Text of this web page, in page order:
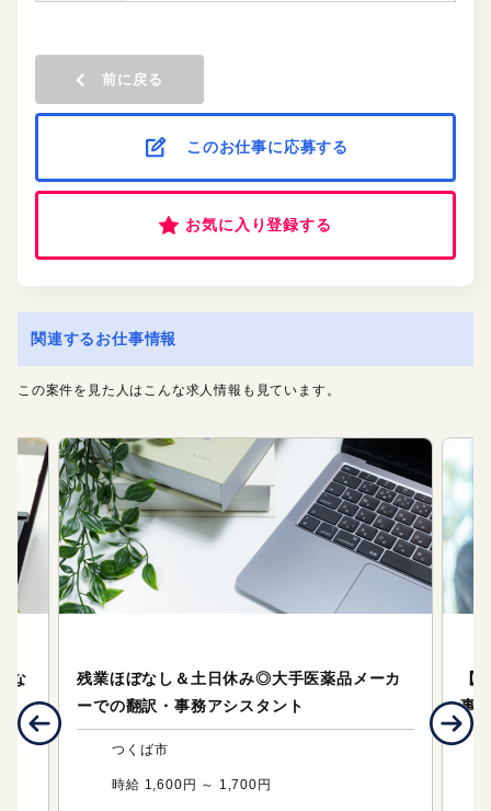
前に戻る
このお仕事に応募する
お気に入り登録する
関連するお仕事情報
この案件を見た人はこんな求人情報も見ています。
な
残業ほぼなし＆土日休み◎大手医薬品メーカ
ーでの翻訳・事務アシスタント
つくば市
時給 1,600円 ～ 1,700円
【
事